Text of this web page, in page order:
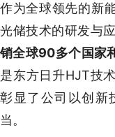
作为全球领先的新
光储技术的研发与
销全球90多个国家
是东方日升HJT技
彰显了公司以创新
当。